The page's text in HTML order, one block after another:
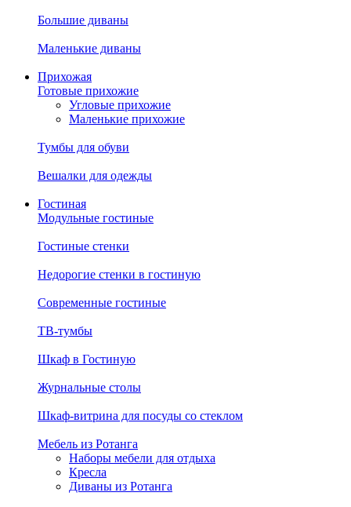
Большие диваны
Маленькие диваны
Прихожая
Готовые прихожие
Угловые прихожие
Маленькие прихожие
Тумбы для обуви
Вешалки для одежды
Гостиная
Модульные гостиные
Гостиные стенки
Недорогие стенки в гостиную
Современные гостиные
ТВ-тумбы
Шкаф в Гостиную
Журнальные столы
Шкаф-витрина для посуды со стеклом
Мебель из Ротанга
Наборы мебели для отдыха
Кресла
Диваны из Ротанга